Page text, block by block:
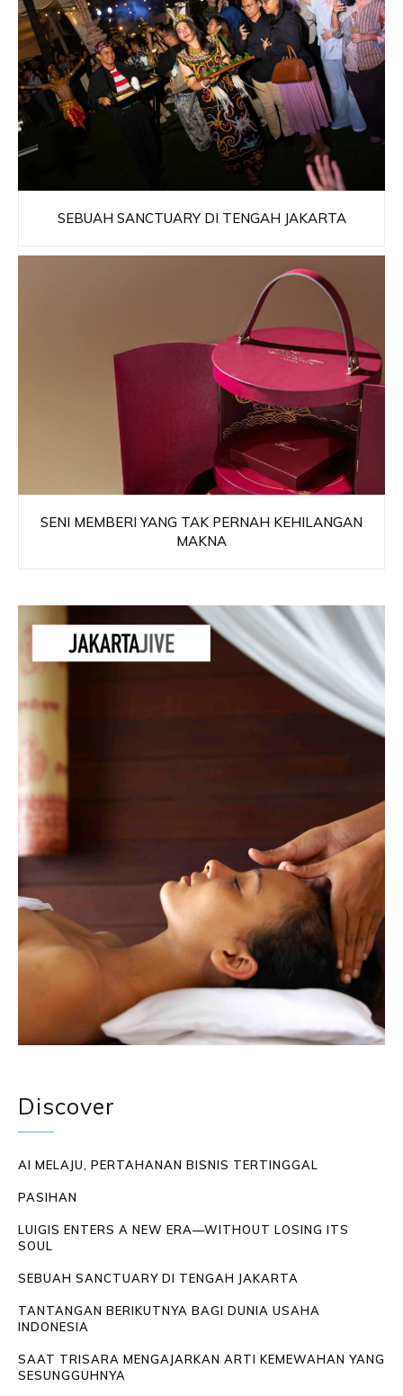
SEBUAH SANCTUARY DI TENGAH JAKARTA
SENI MEMBERI YANG TAK PERNAH KEHILANGAN
MAKNA
Discover
AI MELAJU, PERTAHANAN BISNIS TERTINGGAL
PASIHAN
LUIGIS ENTERS A NEW ERA—WITHOUT LOSING ITS
SOUL
SEBUAH SANCTUARY DI TENGAH JAKARTA
TANTANGAN BERIKUTNYA BAGI DUNIA USAHA
INDONESIA
SAAT TRISARA MENGAJARKAN ARTI KEMEWAHAN YANG
SESUNGGUHNYA